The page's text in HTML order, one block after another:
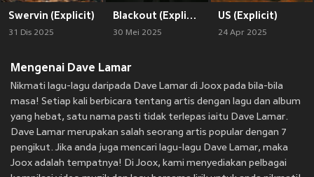
Swervin (Explicit)
31 Dis 2025
Blackout (Explicit)
30 Mei 2025
US (Explicit)
24 Apr 2025
Mengenai Dave Lamar
Nikmati lagu-lagu daripada Dave Lamar di Joox pada bila-bila
masa! Setiap kali berbicara tentang artis dengan lagu dan album
yang hebat, satu nama pasti tidak terlepas iaitu Dave Lamar.
Dave Lamar merupakan salah seorang artis popular dengan 7
pengikut. Jika anda juga mencari lagu-lagu Dave Lamar, maka
Joox adalah tempatnya! Di Joox, kami menyediakan pelbagai